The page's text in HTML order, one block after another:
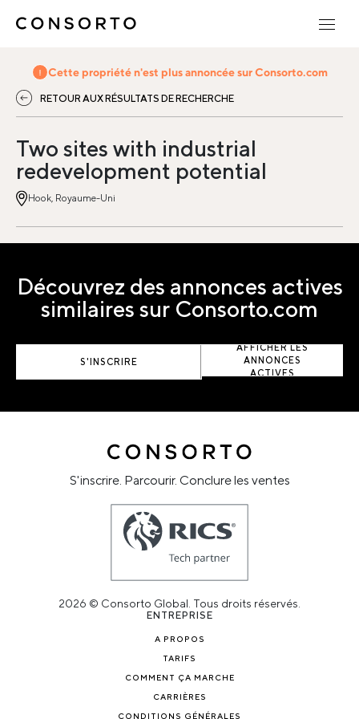
Cette propriété n'est plus annoncée sur Consorto.com
RETOUR AUX RÉSULTATS DE RECHERCHE
Two sites with industrial
redevelopment potential
Hook, Royaume-Uni
Découvrez des annonces actives
similaires sur Consorto.com
S'INSCRIRE
AFFICHER LES
ANNONCES
ACTIVES
S'inscrire. Parcourir. Conclure les ventes
2026 © Consorto Global. Tous droits réservés.
ENTREPRISE
A PROPOS
TARIFS
COMMENT ÇA MARCHE
CARRIÈRES
CONDITIONS GÉNÉRALES